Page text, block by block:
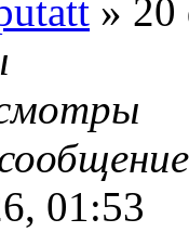
» 20
01:53